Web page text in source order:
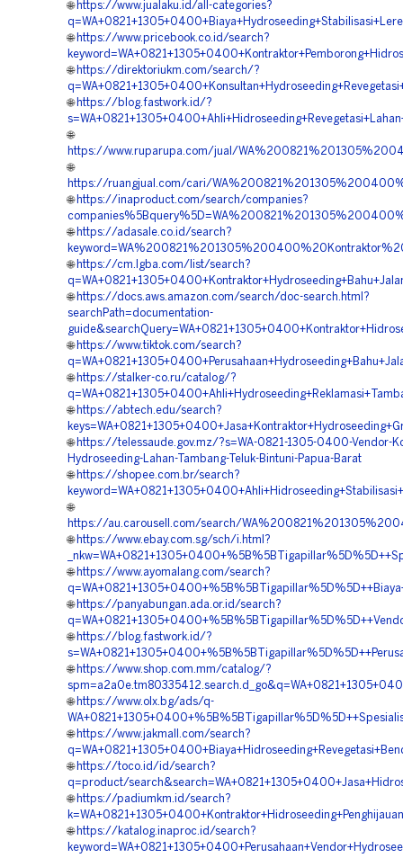
🌐 https://www.jualaku.id/all-categories?
🌐 https://www.pricebook.co.id/search?
🌐 https://direktoriukm.com/search/?
🌐 https://blog.fastwork.id/?
🌐
https://www.ruparupa.com/jual/
🌐
https://ruangjual.com/cari/
🌐 https://inaproduct.com/search/companies?
🌐 https://adasale.co.id/search?
🌐 https://cm.lgba.com/list/search?
🌐 https://docs.aws.amazon.com/search/doc-search.html?
searchPath=documentation-
🌐 https://www.tiktok.com/search?
🌐 https://stalker-co.ru/catalog/?
🌐 https://abtech.edu/search?
🌐 https://telessaude.gov.mz/?s=WA-0821-1305-0400-Vendor-
Hydroseeding-Lahan-Tambang-Teluk-Bintuni-Papua-Barat
🌐 https://shopee.com.br/search?
🌐
https://au.carousell.com/search/
🌐 https://www.ebay.com.sg/sch/i.html?
🌐 https://www.ayomalang.com/search?
🌐 https://panyabungan.ada.or.id/search?
🌐 https://blog.fastwork.id/?
🌐 https://www.shop.com.mm/catalog/?
🌐 https://www.olx.bg/ads/q-
🌐 https://www.jakmall.com/search?
🌐 https://toco.id/id/search?
q=product/
🌐 https://padiumkm.id/search?
🌐 https://katalog.inaproc.id/search?